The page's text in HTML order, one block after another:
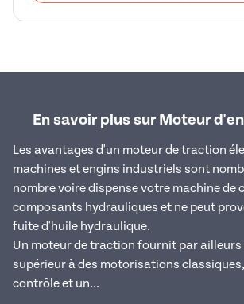
En savoir plus sur Moteur
Les avantages d'un moteur de traction
machines et engins industriels sont
nombre voire dispense votre machine de
composants hydrauliques et ne peut
fuite d'huile hydraulique.
Un moteur de traction fournit par
supérieur à des motorisations
contrôle et un...